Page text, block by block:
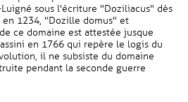
sous l'écriture "Doziliacus" dès
en 1234, "Dozille domus" et
ce domaine est attestée jusque
en 1766 qui repère le logis du
il ne subsiste du domaine
pendant la seconde guerre